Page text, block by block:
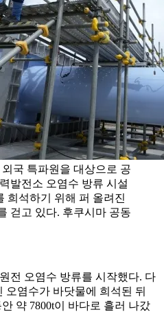
국 특파원을 대상으로 공
발전소 오염수 방류 시설
희석하기 위해 퍼 올려진
걷고 있다. 후쿠시마 공동
전 오염수 방류를 시작했다. 다
오염수가 바닷물에 희석된 뒤
약 7800t이 바다로 흘러 나갔